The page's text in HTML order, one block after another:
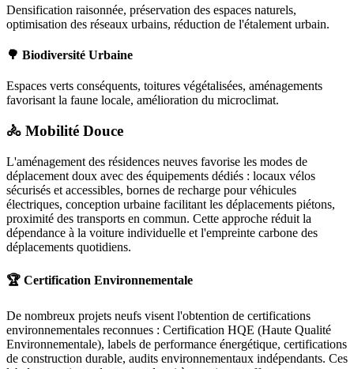
Densification raisonnée, préservation des espaces naturels,
optimisation des réseaux urbains, réduction de l'étalement urbain.
🌳 Biodiversité Urbaine
Espaces verts conséquents, toitures végétalisées, aménagements
favorisant la faune locale, amélioration du microclimat.
🚴 Mobilité Douce
L'aménagement des résidences neuves favorise les modes de
déplacement doux avec des équipements dédiés : locaux vélos
sécurisés et accessibles, bornes de recharge pour véhicules
électriques, conception urbaine facilitant les déplacements piétons,
proximité des transports en commun. Cette approche réduit la
dépendance à la voiture individuelle et l'empreinte carbone des
déplacements quotidiens.
🏆 Certification Environnementale
De nombreux projets neufs visent l'obtention de certifications
environnementales reconnues : Certification HQE (Haute Qualité
Environnementale), labels de performance énergétique, certifications
de construction durable, audits environnementaux indépendants. Ces